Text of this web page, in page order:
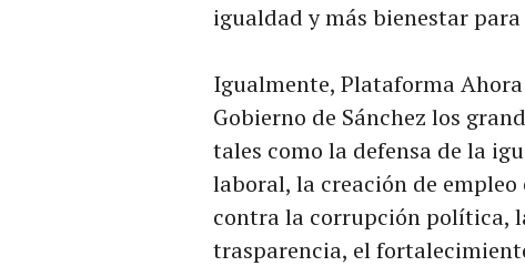
igualdad y más bienestar para
Igualmente, Plataforma
Gobierno de Sánchez los
tales como la defensa de la
laboral, la creación de
contra la corrupción política,
trasparencia, el